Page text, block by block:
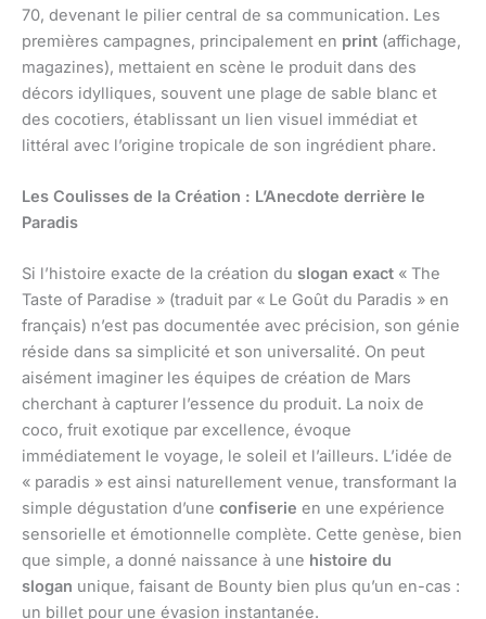
70, devenant le pilier central de sa communication. Les
premières campagnes, principalement en print (affichage,
magazines), mettaient en scène le produit dans des
décors idylliques, souvent une plage de sable blanc et
des cocotiers, établissant un lien visuel immédiat et
littéral avec l’origine tropicale de son ingrédient phare.
Les Coulisses de la Création : L’Anecdote derrière le
Paradis
Si l’histoire exacte de la création du slogan exact « The
Taste of Paradise » (traduit par « Le Goût du Paradis » en
français) n’est pas documentée avec précision, son génie
réside dans sa simplicité et son universalité. On peut
aisément imaginer les équipes de création de Mars
cherchant à capturer l’essence du produit. La noix de
coco, fruit exotique par excellence, évoque
immédiatement le voyage, le soleil et l’ailleurs. L’idée de
« paradis » est ainsi naturellement venue, transformant la
simple dégustation d’une confiserie en une expérience
sensorielle et émotionnelle complète. Cette genèse, bien
que simple, a donné naissance à une histoire du
slogan unique, faisant de Bounty bien plus qu’un en-cas :
un billet pour une évasion instantanée.